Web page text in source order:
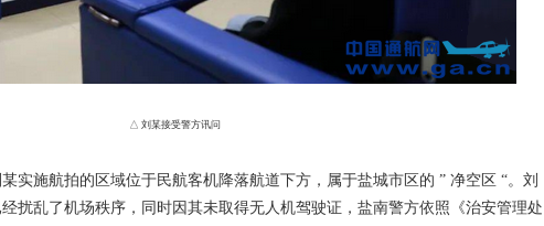
△ 刘某接受警方讯问
施航拍的区域位于民航客机降落航道下方，属于盐城市区的 ” 净空区 “。刘
扰乱了机场秩序，同时因其未取得无人机驾驶证，盐南警方依照《治安管理处